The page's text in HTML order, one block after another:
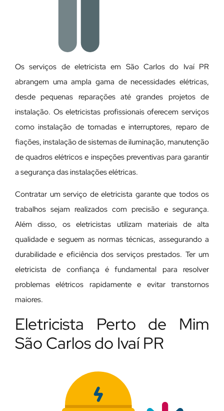
Os serviços de eletricista em São Carlos do Ivaí PR
abrangem uma ampla gama de necessidades elétricas,
desde pequenas reparações até grandes projetos de
instalação. Os eletricistas profissionais oferecem serviços
como instalação de tomadas e interruptores, reparo de
fiações, instalação de sistemas de iluminação, manutenção
de quadros elétricos e inspeções preventivas para garantir
a segurança das instalações elétricas.
Contratar um serviço de eletricista garante que todos os
trabalhos sejam realizados com precisão e segurança.
Além disso, os eletricistas utilizam materiais de alta
qualidade e seguem as normas técnicas, assegurando a
durabilidade e eficiência dos serviços prestados. Ter um
eletricista de confiança é fundamental para resolver
problemas elétricos rapidamente e evitar transtornos
maiores.
Eletricista Perto de Mim
São Carlos do Ivaí PR